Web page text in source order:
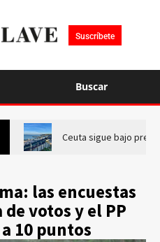
Suscríbete
Buscar
Ceuta sigue bajo
las encuestas
votos y el PP
10 puntos